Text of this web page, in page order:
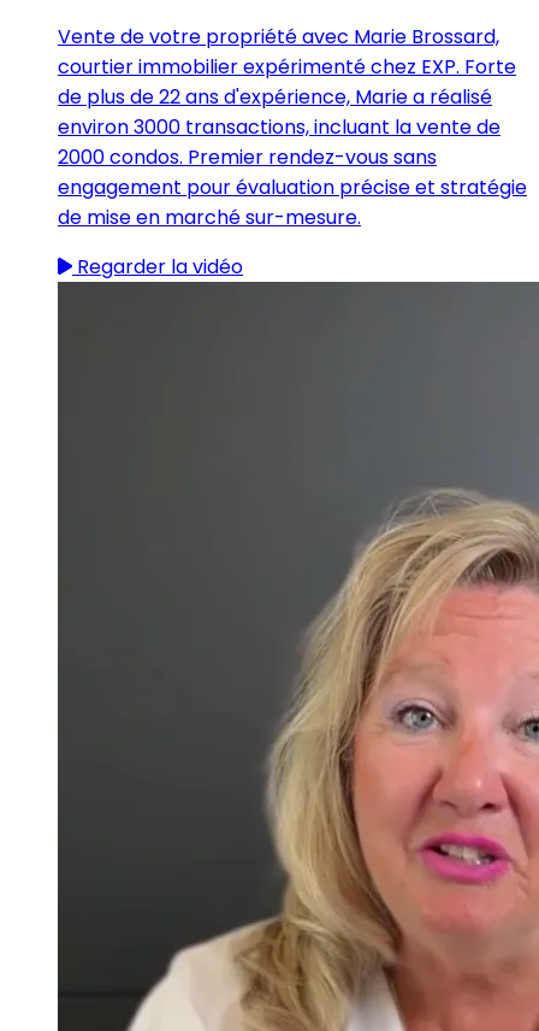
Vente de votre propriété avec Marie Brossard,
courtier immobilier expérimenté chez EXP. Forte
de plus de 22 ans d'expérience, Marie a réalisé
environ 3000 transactions, incluant la vente de
2000 condos. Premier rendez-vous sans
engagement pour évaluation précise et stratégie
de mise en marché sur-mesure.
Regarder la vidéo